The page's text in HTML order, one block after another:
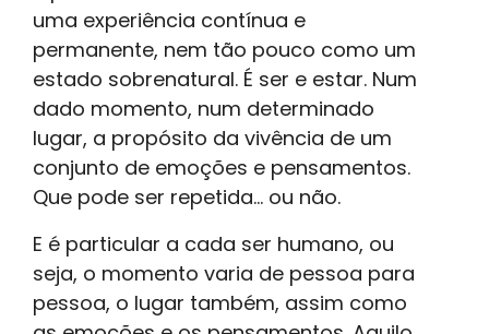
uma experiência contínua e
permanente, nem tão pouco como um
estado sobrenatural. É ser e estar. Num
dado momento, num determinado
lugar, a propósito da vivência de um
conjunto de emoções e pensamentos.
Que pode ser repetida... ou não.
E é particular a cada ser humano, ou
seja, o momento varia de pessoa para
pessoa, o lugar também, assim como